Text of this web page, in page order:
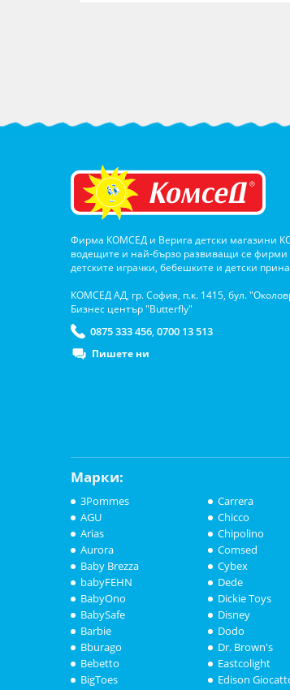
Фирма КОМСЕД и Верига детски магазини
водещите и най-бързо развиващи се фирми
детските играчки, бебешките и детски
КОМСЕД АД, гр. София, п.к. 1415, бул.
Бизнес център "Butterfly"
0875 333 456, 0700 13 513
Пишете ни
Марки:
3Pommes
AGU
Arias
Aurora
Baby Brezza
babyFEHN
BabyOno
BabySafe
Barbie
Bburago
Bebetto
BigToes
Carrera
Chicco
Chipolino
Comsed
Cybex
Dede
Dickie Toys
Disney
Dodo
Dr. Brown's
Eastcolight
Edison